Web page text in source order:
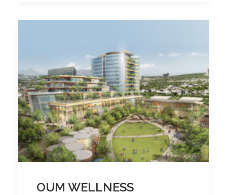
OUM WELLNESS